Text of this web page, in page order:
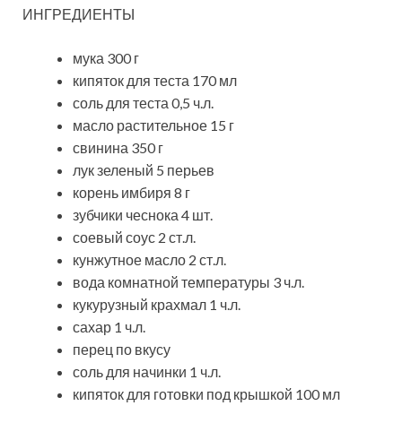
ИНГРЕДИЕНТЫ
мука 300 г
кипяток для теста 170 мл
соль для теста 0,5 ч.л.
масло растительное 15 г
свинина 350 г
лук зеленый 5 перьев
корень имбиря 8 г
зубчики чеснока 4 шт.
соевый соус 2 ст.л.
кунжутное масло 2 ст.л.
вода комнатной температуры 3 ч.л.
кукурузный крахмал 1 ч.л.
сахар 1 ч.л.
перец по вкусу
соль для начинки 1 ч.л.
кипяток для готовки под крышкой 100 мл